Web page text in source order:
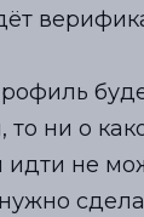
то ни о
идти не